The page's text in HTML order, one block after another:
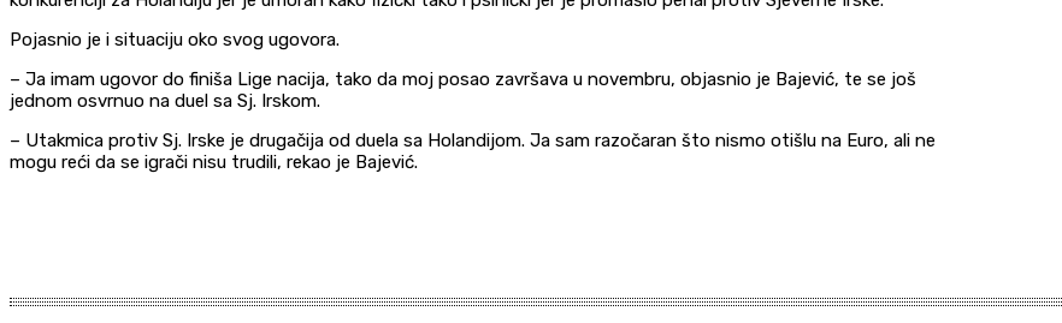
Pojasnio je i situaciju oko svog ugovora.
– Ja imam ugovor do finiša Lige nacija, tako da moj posao završava u novembru, objasnio je Bajević, te se još
jednom osvrnuo na duel sa Sj. Irskom.
– Utakmica protiv Sj. Irske je drugačija od duela sa Holandijom. Ja sam razočaran što nismo otišlu na Euro, ali ne
mogu reći da se igrači nisu trudili, rekao je Bajević.